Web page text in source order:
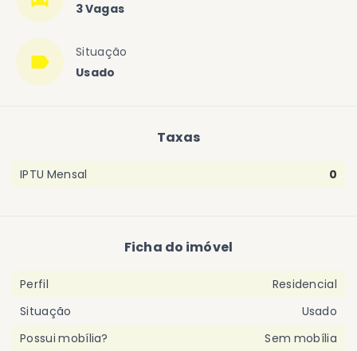
3 Vagas
Situação
Usado
Taxas
IPTU Mensal 0
Ficha do imóvel
Perfil
Residencial
Situação
Usado
Possui mobília?
Sem mobília